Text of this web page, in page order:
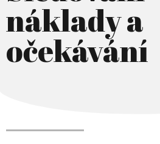
náklady a
očekávání